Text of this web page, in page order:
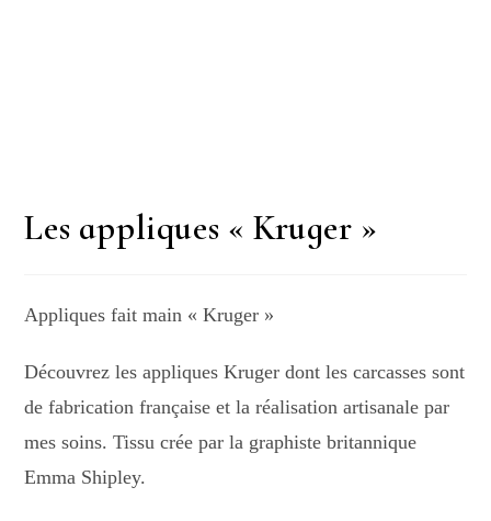
Les appliques « Kruger »
Appliques fait main « Kruger »
Découvrez les appliques Kruger dont les carcasses sont
de fabrication française et la réalisation artisanale par
mes soins. Tissu crée par la graphiste britannique
Emma Shipley.